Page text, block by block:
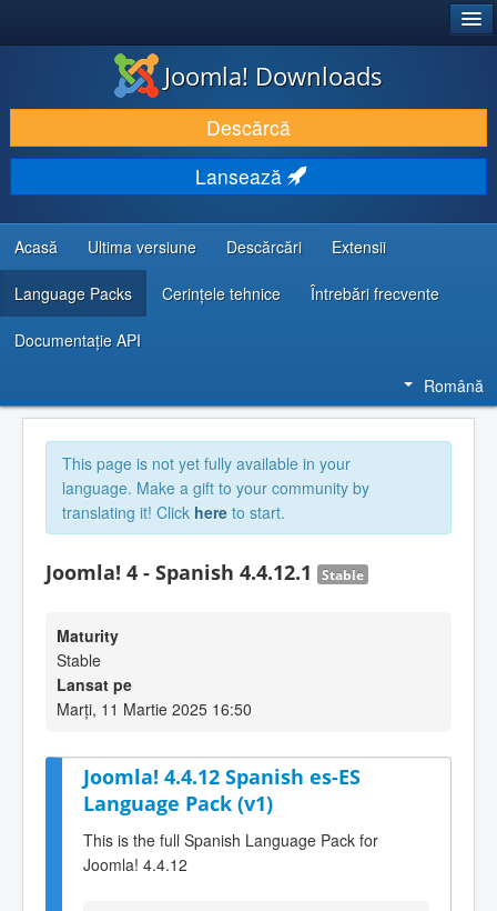
DESCARCĂ & ȘI EXTINDE
DESCOPERĂ & ÎNVAȚĂ
COMUNITATE & SUPORT
RESURSE DEZVOLTATORI
Joomla! Downloads
Descărcă
Lansează
Acasă Ultima versiune Descărcări Extensii
Language Packs Cerințele tehnice Întrebări frecvente
Documentaţie API
Română
This page is not yet fully available in your
language. Make a gift to your community by
translating it! Click here to start.
Joomla! 4 - Spanish 4.4.12.1 Stable
Maturity
Stable
Lansat pe
Marți, 11 Martie 2025 16:50
Joomla! 4.4.12 Spanish es-ES
Language Pack (v1)
This is the full Spanish Language Pack for
Joomla! 4.4.12